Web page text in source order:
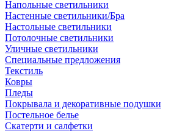
Напольные светильники
Настенные светильники/Бра
Настольные светильники
Потолочные светильники
Уличные светильники
Специальные предложения
Текстиль
Ковры
Пледы
Покрывала и декоративные подушки
Постельное белье
Скатерти и салфетки